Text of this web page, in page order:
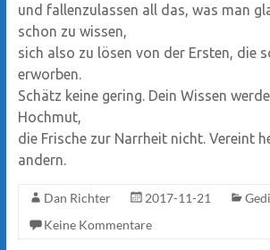
und fallenzulassen all das, was man
schon zu wissen,
sich also zu lösen von der Ersten, die
erworben.
Schätz keine gering. Dein Wissen
Hochmut,
die Frische zur Narrheit nicht. Vereint
andern.
Dan Richter 2017-11-21
Keine Kommentare